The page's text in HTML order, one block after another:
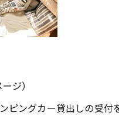
ジ）
ピングカー貸出しの受付